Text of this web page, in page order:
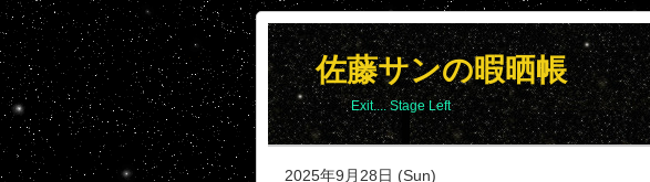
佐藤サンの暇晒帳
Exit.... Stage Left
2025年9月28日 (Sun)